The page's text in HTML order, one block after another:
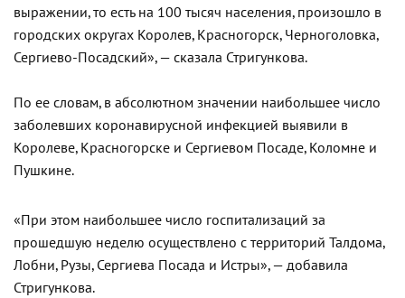
выражении, то есть на 100 тысяч населения, произошло в
городских округах Королев, Красногорск, Черноголовка,
Сергиево-Посадский», — сказала Стригункова.
По ее словам, в абсолютном значении наибольшее число
заболевших коронавирусной инфекцией выявили в
Королеве, Красногорске и Сергиевом Посаде, Коломне и
Пушкине.
«При этом наибольшее число госпитализаций за
прошедшую неделю осуществлено с территорий Талдома,
Лобни, Рузы, Сергиева Посада и Истры», — добавила
Стригункова.